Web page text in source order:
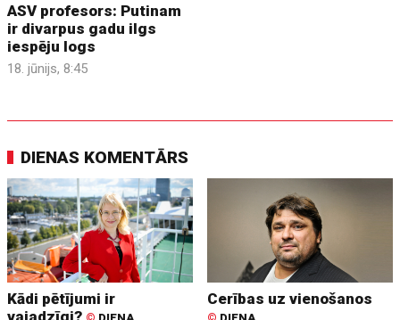
ASV profesors: Putinam
ir divarpus gadu ilgs
iespēju logs
18. jūnijs, 8:45
DIENAS KOMENTĀRS
Kādi pētījumi ir
vajadzīgi?
Cerības uz vienošanos